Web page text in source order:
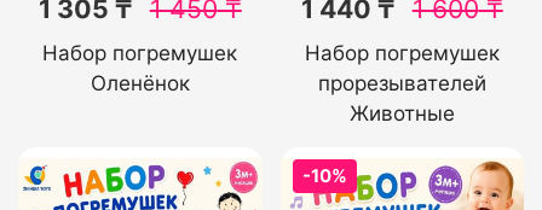
1 305 ₸ 1 450₸
Набор погремушек
Оленёнок
1 440 ₸ 1 600₸
Набор погремушек
прорезывателей
Животные
-10%